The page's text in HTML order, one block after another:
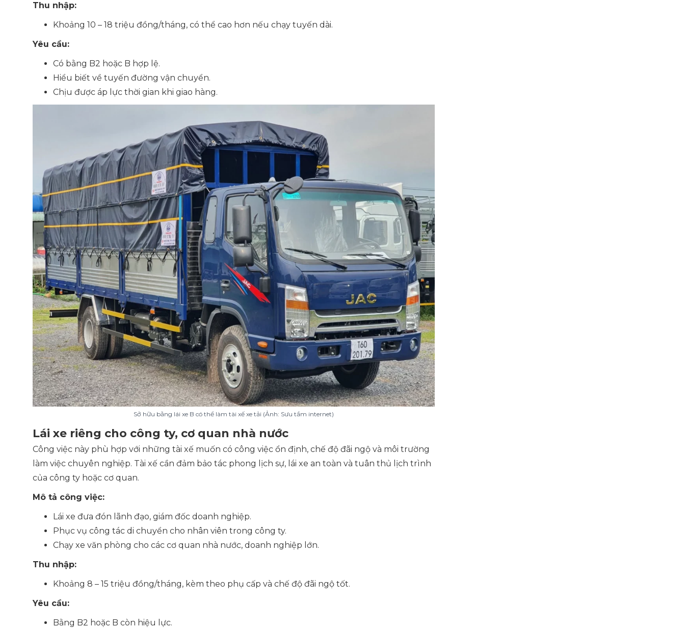
Thu nhập:
Khoảng 10 – 18 triệu đồng/tháng, có thể cao hơn nếu chạy tuyến dài.
Yêu cầu:
Có bằng B2 hoặc B hợp lệ.
Hiểu biết về tuyến đường vận chuyển.
Chịu được áp lực thời gian khi giao hàng.
Sở hữu bằng lái xe B có thể làm tài xế xe tải (Ảnh: Sưu tầm internet)
Lái xe riêng cho công ty, cơ quan nhà nước
Công việc này phù hợp với những tài xế muốn có công việc ổn định, chế độ đãi ngộ và môi trường
làm việc chuyên nghiệp. Tài xế cần đảm bảo tác phong lịch sự, lái xe an toàn và tuân thủ lịch trình
của công ty hoặc cơ quan.
Mô tả công việc:
Lái xe đưa đón lãnh đạo, giám đốc doanh nghiệp.
Phục vụ công tác di chuyển cho nhân viên trong công ty.
Chạy xe văn phòng cho các cơ quan nhà nước, doanh nghiệp lớn.
Thu nhập:
Khoảng 8 – 15 triệu đồng/tháng, kèm theo phụ cấp và chế độ đãi ngộ tốt.
Yêu cầu:
Bằng B2 hoặc B còn hiệu lực.